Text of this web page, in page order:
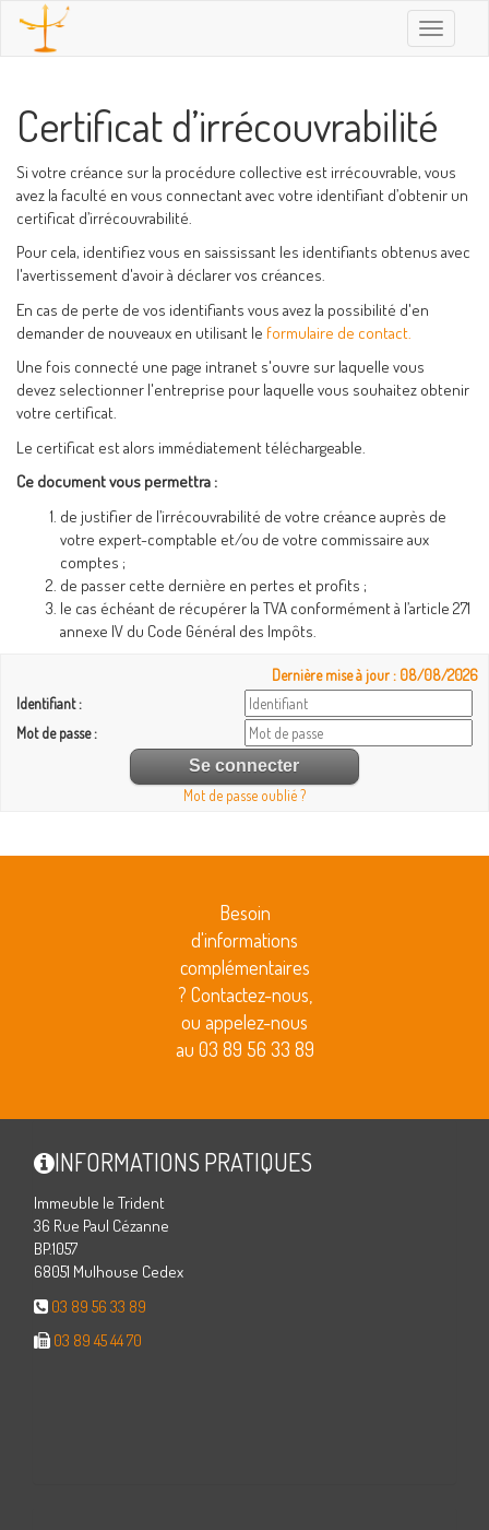
Toggle
Certificat d’irrécouvrabilité
Si votre créance sur la procédure collective est irrécouvrable, vous
avez la faculté en vous connectant avec votre identifiant d’obtenir un
certificat d’irrécouvrabilité.
Pour cela, identifiez vous en saississant les identifiants obtenus avec
l'avertissement d'avoir à déclarer vos créances.
En cas de perte de vos identifiants vous avez la possibilité d'en
demander de nouveaux en utilisant le formulaire de contact.
Une fois connecté une page intranet s'ouvre sur laquelle vous
devez selectionner l'entreprise pour laquelle vous souhaitez obtenir
votre certificat.
Le certificat est alors immédiatement téléchargeable.
Ce document vous permettra :
de justifier de l’irrécouvrabilité de votre créance auprès de
votre expert-comptable et/ou de votre commissaire aux
comptes ;
de passer cette dernière en pertes et profits ;
le cas échéant de récupérer la TVA conformément à l’article 271
annexe IV du Code Général des Impôts.
Dernière mise à jour : 08/08/2026
Identifiant :
Mot de passe :
Mot de passe oublié ?
Besoin
d'informations
complémentaires
? Contactez-nous,
ou appelez-nous
au 03 89 56 33 89
INFORMATIONS PRATIQUES
Immeuble le Trident
36 Rue Paul Cézanne
BP.1057
68051 Mulhouse Cedex
03 89 56 33 89
03 89 45 44 70